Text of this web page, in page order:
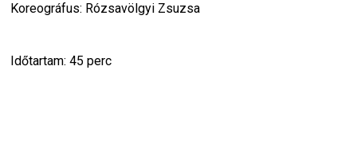
Koreográfus: Rózsavölgyi Zsuzsa
Időtartam: 45 perc